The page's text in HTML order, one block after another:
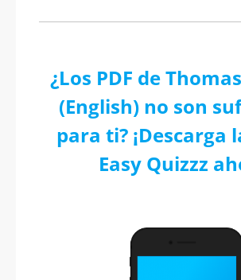
¿Los PDF de
(English) no son
para ti? ¡Descarga
Easy Quizzz